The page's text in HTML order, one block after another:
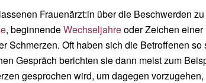
Frauenärzt:in über die Beschwerden
, beginnendeWechseljahreoder Zeichen
Schmerzen. Oft haben sich die Betroffenen
Gespräch berichten sie dann meist zum
gesprochen wird, um dagegen